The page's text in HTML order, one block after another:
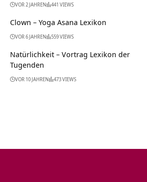
VOR 2 JAHREN 441 VIEWS
Clown – Yoga Asana Lexikon
VOR 6 JAHREN 559 VIEWS
Natürlichkeit – Vortrag Lexikon der
Tugenden
VOR 10 JAHREN 473 VIEWS